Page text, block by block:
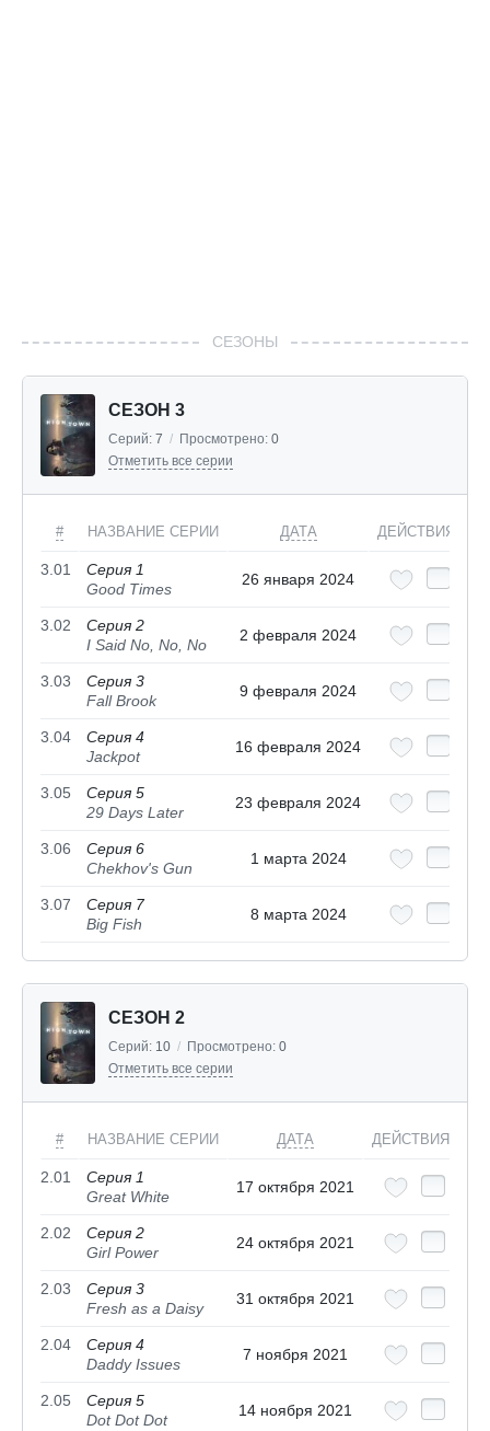
СЕЗОНЫ
СЕЗОН 3
Серий: 7 / Просмотрено: 0
Отметить все серии
# НАЗВАНИЕ СЕРИИ ДАТА ДЕЙСТВИЯ
3.01
Серия 1
Good Times
26 января 2024
3.02
Серия 2
I Said No, No, No
2 февраля 2024
3.03
Серия 3
Fall Brook
9 февраля 2024
3.04
Серия 4
Jackpot
16 февраля 2024
3.05
Серия 5
29 Days Later
23 февраля 2024
3.06
Серия 6
Chekhov's Gun
1 марта 2024
3.07
Серия 7
Big Fish
8 марта 2024
СЕЗОН 2
Серий: 10 / Просмотрено: 0
Отметить все серии
# НАЗВАНИЕ СЕРИИ ДАТА ДЕЙСТВИЯ
2.01
Серия 1
Great White
17 октября 2021
2.02
Серия 2
Girl Power
24 октября 2021
2.03
Серия 3
Fresh as a Daisy
31 октября 2021
2.04
Серия 4
Daddy Issues
7 ноября 2021
2.05
Серия 5
Dot Dot Dot
14 ноября 2021